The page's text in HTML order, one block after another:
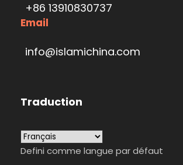
+86 13910830737
Email
info@islamichina.com
Traduction
Defini comme langue par défaut